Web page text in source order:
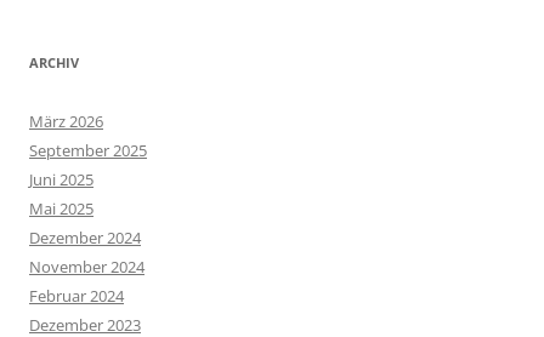
ARCHIV
März 2026
September 2025
Juni 2025
Mai 2025
Dezember 2024
November 2024
Februar 2024
Dezember 2023